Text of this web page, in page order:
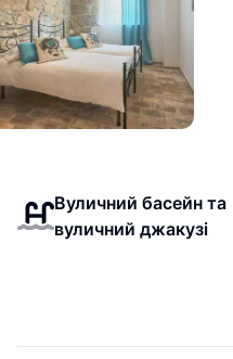
Вуличний басейн та
вуличний джакузі